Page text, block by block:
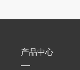
产品中心